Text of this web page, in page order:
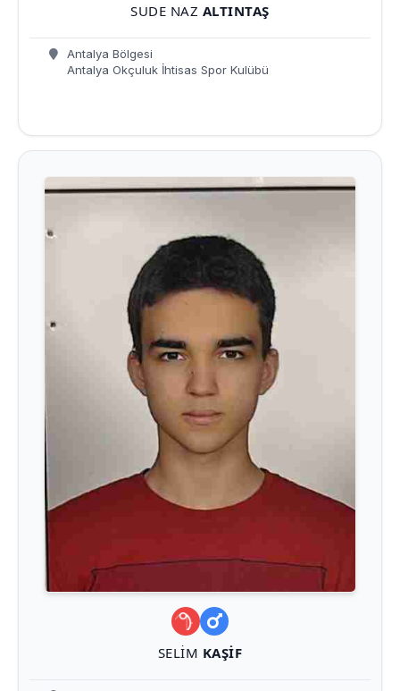
SUDE NAZ ALTINTAŞ
Antalya Bölgesi
Antalya Okçuluk İhtisas Spor Kulübü
SELIM KAŞIF